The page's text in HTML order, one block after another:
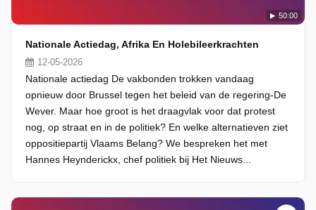
50:00
Nationale Actiedag, Afrika En Holebileerkrachten
12-05-2026
Nationale actiedag De vakbonden trokken vandaag
opnieuw door Brussel tegen het beleid van de regering-De
Wever. Maar hoe groot is het draagvlak voor dat protest
nog, op straat en in de politiek? En welke alternatieven ziet
oppositiepartij Vlaams Belang? We bespreken het met
Hannes Heynderickx, chef politiek bij Het Nieuws...